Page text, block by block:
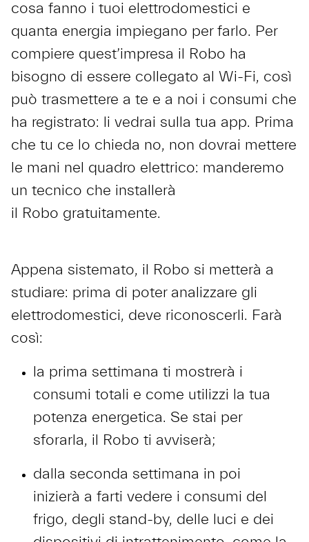
cosa fanno i tuoi elettrodomestici e
quanta energia impiegano per farlo. Per
compiere quest’impresa il Robo ha
bisogno di essere collegato al Wi-Fi, così
può trasmettere a te e a noi i consumi che
ha registrato: li vedrai sulla tua app. Prima
che tu ce lo chieda no, non dovrai mettere
le mani nel quadro elettrico: manderemo
un tecnico che installerà
il Robo gratuitamente.
Appena sistemato, il Robo si metterà a
studiare: prima di poter analizzare gli
elettrodomestici, deve riconoscerli. Farà
così:
la prima settimana ti mostrerà i
consumi totali e come utilizzi la tua
potenza energetica. Se stai per
sforarla, il Robo ti avviserà;
dalla seconda settimana in poi
inizierà a farti vedere i consumi del
frigo, degli stand-by, delle luci e dei